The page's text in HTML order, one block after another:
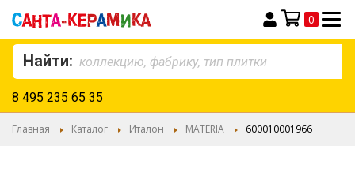
Моя корзина
0
Найти:
8 495 235 65 35
Главная Каталог Италон MATERIA 600010001966